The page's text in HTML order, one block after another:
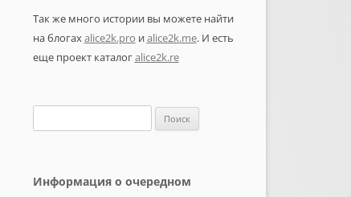
Так же много истории вы можете найти
на блогахalice2k.pro иalice2k.me. И есть
еще проект каталогalice2k.re
Информация о очередном